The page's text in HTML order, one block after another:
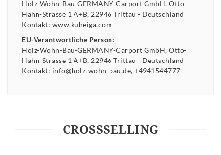
Holz-Wohn-Bau-GERMANY-Carport GmbH Otto-
Hahn-Strasse 1 A+B 22946 Trittau
Deutschland
Kontakt: www.kuheiga.com
EU-Verantwortliche Person:
Holz-Wohn-Bau-GERMANY-Carport GmbH Otto-
Hahn-Strasse 1 A+B 22946 Trittau
Deutschland
Kontakt: info@holz-wohn-bau.de +4941544777
CROSSSELLING